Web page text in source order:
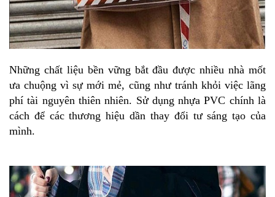
Những chất liệu bền vững bắt đầu được nhiều nhà mốt
ưa chuộng vì sự mới mẻ, cũng như tránh khỏi việc lãng
phí tài nguyên thiên nhiên. Sử dụng nhựa PVC chính là
cách để các thương hiệu dần thay đổi tư sáng tạo của
mình.